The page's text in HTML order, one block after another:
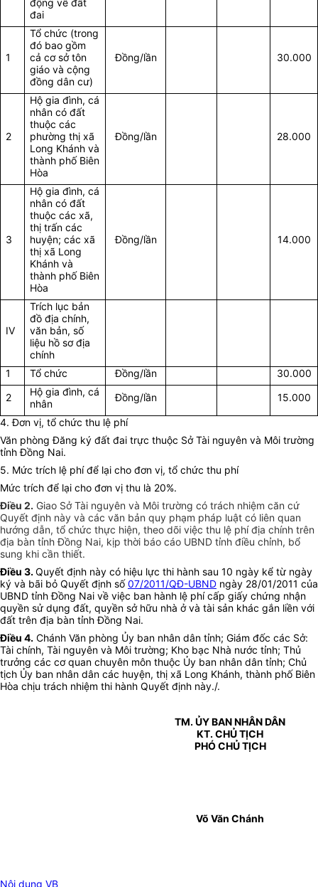
động về đất
đai
1
Tổ chức (trong
đó bao gồm
cả cơ sở tôn
giáo và cộng
đồng dân cư)
Đồng/lần 30.000
2
Hộ gia đình, cá
nhân có đất
thuộc các
phường thị xã
Long Khánh và
thành phố Biên
Hòa
Đồng/lần 28.000
3
Hộ gia đình, cá
nhân có đất
thuộc các xã,
thị trấn các
huyện; các xã
thị xã Long
Khánh và
thành phố Biên
Hòa
Đồng/lần 14.000
IV
Trích lục bản
đồ địa chính,
văn bản, số
liệu hồ sơ địa
chính
1
Tổ chức Đồng/lần
30.000
2
Hộ gia đình, cá
nhân
Đồng/lần 15.000
4. Đơn vị, tổ chức thu lệ phí
Văn phòng Đăng ký đất đai trực thuộc Sở Tài nguyên và Môi trường
tỉnh Đồng Nai.
5. Mức trích lệ phí để lại cho đơn vị, tổ chức thu phí
Mức trích để lại cho đơn vị thu là 20%.
Điều 2. Giao Sở Tài nguyên và Môi trường có trách nhiệm căn cứ
Quyết định này và các văn bản quy phạm pháp luật có liên quan
hướng dẫn, tổ chức thực hiện, theo dõi việc thu lệ phí địa chính trên
địa bàn tỉnh Đồng Nai, kịp thời báo cáo UBND tỉnh điều chỉnh, bổ
sung khi cần thiết.
Điều 3.Quyết định này có hiệu lực thi hành sau 10 ngày kể từ ngày
ký và bãi bỏ Quyết định số07/2011/QĐ-UBND ngày 28/01/2011 của
UBND tỉnh Đồng Nai về việc ban hành lệ phí cấp giấy chứng nhận
quyền sử dụng đất, quyền sở hữu nhà ở và tài sản khác gắn liền với
đất trên địa bàn tỉnh Đồng Nai.
Điều 4. Chánh Văn phòng Ủy ban nhân dân tỉnh; Giám đốc các Sở:
Tài chính, Tài nguyên và Môi trường; Kho bạc Nhà nước tỉnh; Thủ
trưởng các cơ quan chuyên môn thuộc Ủy ban nhân dân tỉnh; Chủ
tịch Ủy ban nhân dân các huyện, thị xã Long Khánh, thành phố Biên
Hòa chịu trách nhiệm thi hành Quyết định này./.
TM. ỦY BAN NHÂN DÂN
KT. CHỦ TỊCH
PHÓ CHỦ TỊCH
Võ Văn Chánh
Nội dung VB